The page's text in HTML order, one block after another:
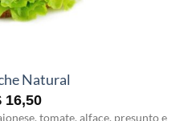
Natural
16,50
tomate, alface, presunto e